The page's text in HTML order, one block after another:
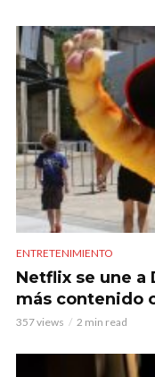
ENTRETENIMIENTO
Netflix se une a
más contenido
357 views 2 min read